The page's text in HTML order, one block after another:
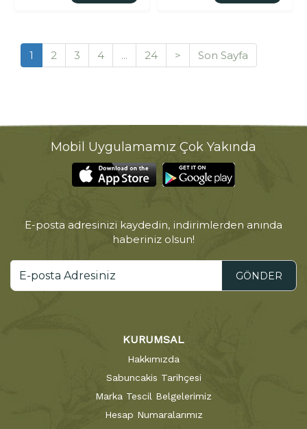
1 2 3 4 ... 24 > Son Sayfa
Mobil Uygulamamız Çok Yakında
E-posta adresinizi kaydedin, indirimlerden anında
haberiniz olsun!
GÖNDER
KURUMSAL
Hakkımızda
Sabuncakis Tarihçesi
Marka Tescil Belgelerimiz
Hesap Numaralarımız